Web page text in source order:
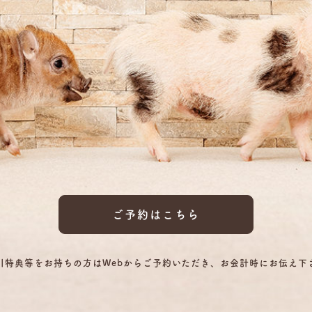
ご予約はこちら
典等をお持ちの方はWebからご予約いただき、お会計時にお伝え下